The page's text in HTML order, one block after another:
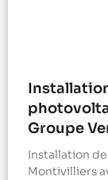
Groupe
Installation
Montivilliers